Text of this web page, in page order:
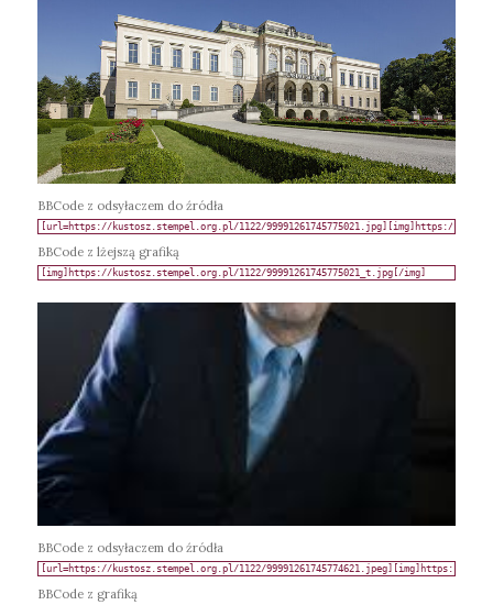
BBCode z odsyłaczem do źródła
BBCode z lżejszą grafiką
BBCode z odsyłaczem do źródła
BBCode z grafiką